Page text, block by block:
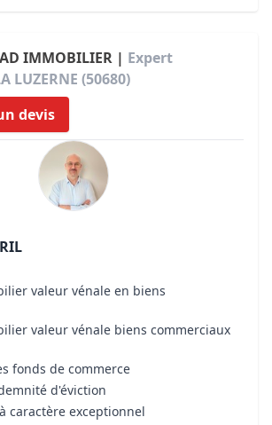
IMMOBILIER | Expert
LUZERNE (50680)
devis
valeur vénale en biens
valeur vénale biens commerciaux
fonds de commerce
d'éviction
caractère exceptionnel